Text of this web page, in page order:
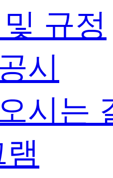
규정
시
시는